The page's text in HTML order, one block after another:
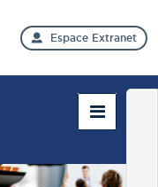
Espace Extranet